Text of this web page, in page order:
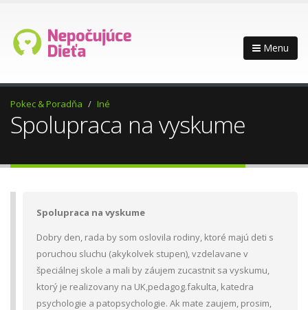
Menu
Pokec & Poradňa Iné
Spolupraca na vyskume
Spolupraca na vyskume
Dobry den, rada by som oslovila rodiny, ktoré majú deti s
poruchou sluchu (akykolvek stupen), vzdelavane v
špeciálnej skole a mali by záujem zucastnit sa vyskumu,
ktorý je realizovany na UK,pedagog.fakulta, katedra
psychologie a patopsychologie. Ak mate zaujem, prosim,